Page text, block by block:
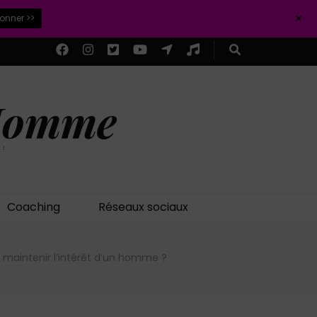
Coaching Réseaux sociaux
l’intérêt d’un homme ?
>> +